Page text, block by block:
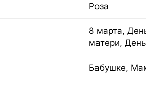
Роза
8 марта,
матери,
Бабушке,